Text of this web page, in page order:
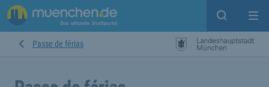
Open
Passe de férias